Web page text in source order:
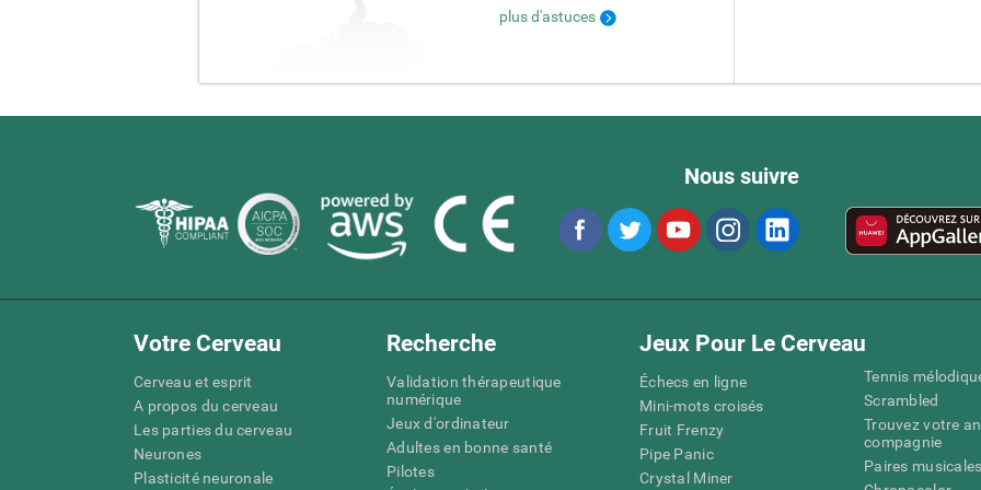
plus d'astuces
Nous suivre
Votre Cerveau
Cerveau et esprit
A propos du cerveau
Les parties du cerveau
Neurones
Plasticité neuronale
Recherche
Validation thérapeutique
numérique
Jeux d'ordinateur
Adultes en bonne santé
Pilotes
Jeux Pour Le Cerveau
Échecs en ligne
Mini-mots croisés
Fruit Frenzy
Pipe Panic
Crystal Miner
Tennis
Scrambled
Trouvez votre
compagnie
Paires